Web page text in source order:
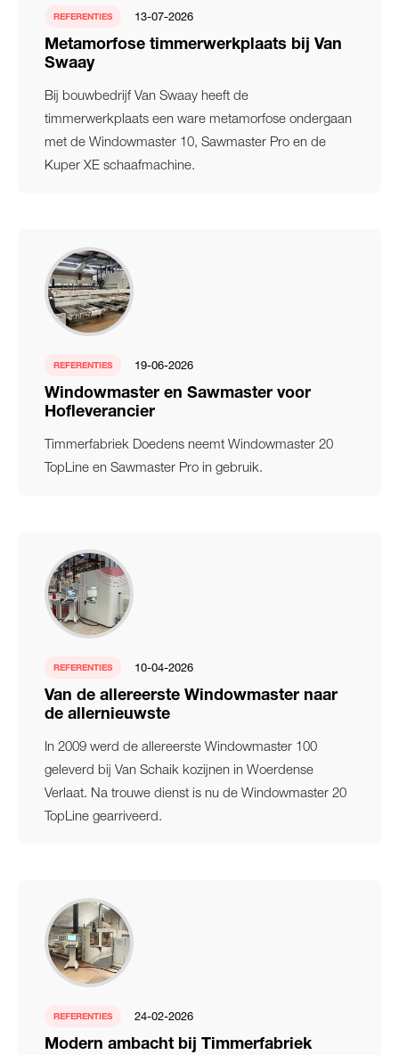
REFERENTIES 13-07-2026
Metamorfose timmerwerkplaats bij Van
Swaay
Bij bouwbedrijf Van Swaay heeft de
timmerwerkplaats een ware metamorfose ondergaan
met de Windowmaster 10, Sawmaster Pro en de
Kuper XE schaafmachine.
REFERENTIES 19-06-2026
Windowmaster en Sawmaster voor
Hofleverancier
Timmerfabriek Doedens neemt Windowmaster 20
TopLine en Sawmaster Pro in gebruik.
REFERENTIES 10-04-2026
Van de allereerste Windowmaster naar
de allernieuwste
In 2009 werd de allereerste Windowmaster 100
geleverd bij Van Schaik kozijnen in Woerdense
Verlaat. Na trouwe dienst is nu de Windowmaster 20
TopLine gearriveerd.
REFERENTIES 24-02-2026
Modern ambacht bij Timmerfabriek